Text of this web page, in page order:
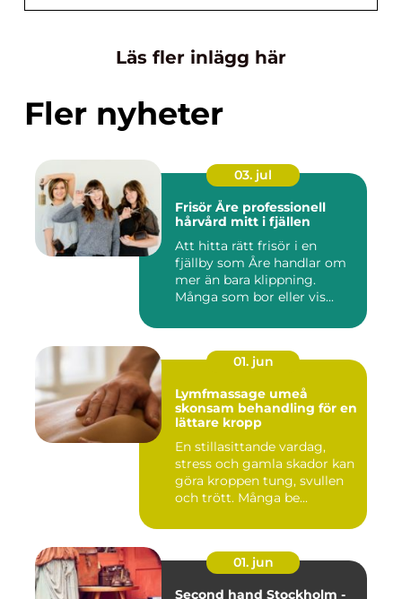
Läs fler inlägg här
Fler nyheter
03. jul
Frisör Åre professionell
hårvård mitt i fjällen
Att hitta rätt frisör i en
fjällby som Åre handlar om
mer än bara klippning.
Många som bor eller vis...
01. jun
Lymfmassage umeå
skonsam behandling för en
lättare kropp
En stillasittande vardag,
stress och gamla skador kan
göra kroppen tung, svullen
och trött. Många be...
01. jun
Second hand Stockholm -